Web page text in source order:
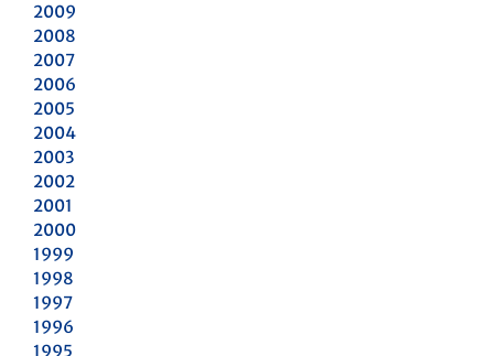
2009
2008
2007
2006
2005
2004
2003
2002
2001
2000
1999
1998
1997
1996
1995